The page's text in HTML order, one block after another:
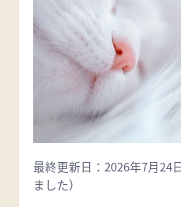
最終更新日：2026年7月24
ました）